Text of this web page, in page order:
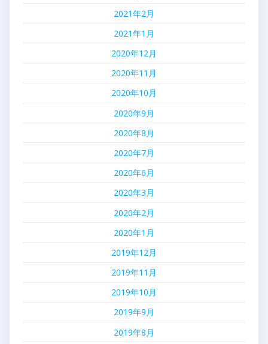
2021年2月
2021年1月
2020年12月
2020年11月
2020年10月
2020年9月
2020年8月
2020年7月
2020年6月
2020年3月
2020年2月
2020年1月
2019年12月
2019年11月
2019年10月
2019年9月
2019年8月